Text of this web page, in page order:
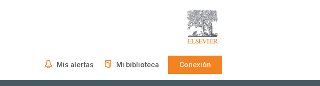
Mis alertas Mi biblioteca Conexión